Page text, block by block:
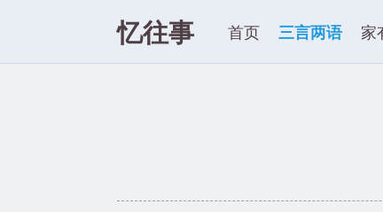
忆往事 首页 三言两语 家